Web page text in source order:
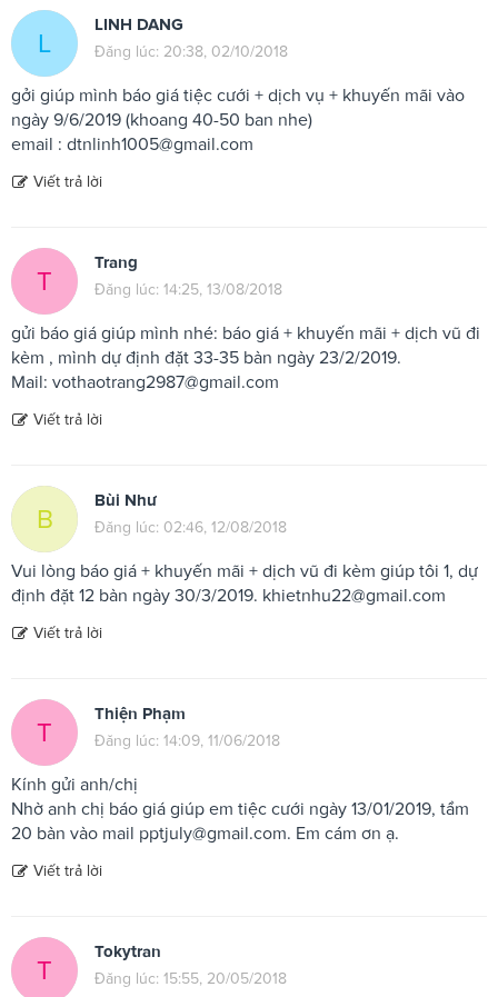
L
LINH DANG
Đăng lúc: 20:38, 02/10/2018
gởi giúp mình báo giá tiệc cưới + dịch vụ + khuyến mãi vào
ngày 9/6/2019 (khoang 40-50 ban nhe)
email : dtnlinh1005@gmail.com
Viết trả lời
T
Trang
Đăng lúc: 14:25, 13/08/2018
gửi báo giá giúp mình nhé: báo giá + khuyến mãi + dịch vũ đi
kèm , mình dự định đặt 33-35 bàn ngày 23/2/2019.
Mail: vothaotrang2987@gmail.com
Viết trả lời
B
Bùi Như
Đăng lúc: 02:46, 12/08/2018
Vui lòng báo giá + khuyến mãi + dịch vũ đi kèm giúp tôi 1, dự
định đặt 12 bàn ngày 30/3/2019. khietnhu22@gmail.com
Viết trả lời
T
Thiện Phạm
Đăng lúc: 14:09, 11/06/2018
Kính gửi anh/chị
Nhờ anh chị báo giá giúp em tiệc cưới ngày 13/01/2019, tầm
20 bàn vào mail pptjuly@gmail.com. Em cám ơn ạ.
Viết trả lời
T
Tokytran
Đăng lúc: 15:55, 20/05/2018